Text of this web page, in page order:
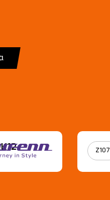
Z107